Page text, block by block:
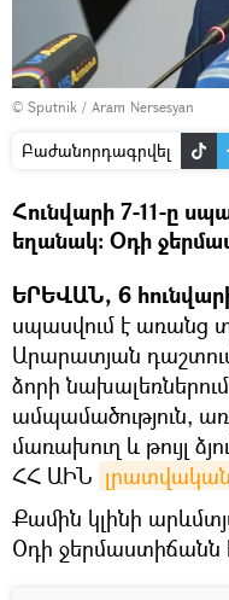
© Sputnik / Aram Nersesyan
Բաժանորդագրվել
Հունվարի 7-11-ը
եղանակ: Օդի
ԵՐԵՎԱՆ, 6
սպասվում է առանց
Արարատյան
ձորի
ամպամածություն,
մառախուղ և թույլ
ՀՀ ԱԻՆ լրատվական
Քամին կլինի
Օդի ջերմաստիճանն